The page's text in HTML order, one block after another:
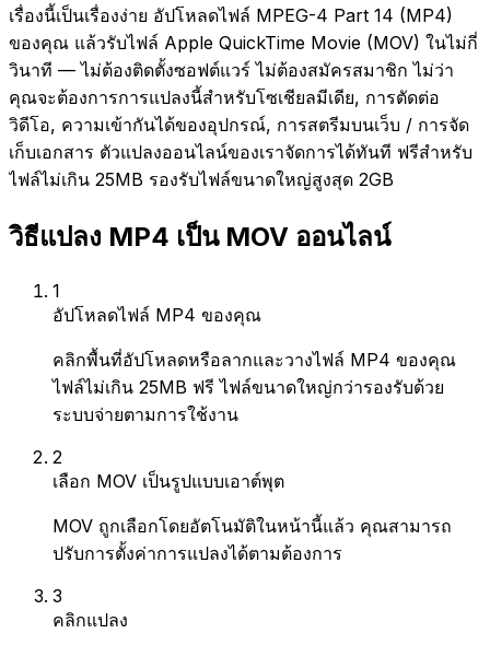
เรื่องนี้เป็นเรื่องง่าย อัปโหลดไฟล์ MPEG-4 Part 14 (MP4)
ของคุณ แล้วรับไฟล์ Apple QuickTime Movie (MOV) ในไม่กี่
วินาที — ไม่ต้องติดตั้งซอฟต์แวร์ ไม่ต้องสมัครสมาชิก ไม่ว่า
คุณจะต้องการการแปลงนี้สำหรับโซเชียลมีเดีย, การตัดต่อ
วิดีโอ, ความเข้ากันได้ของอุปกรณ์, การสตรีมบนเว็บ / การจัด
เก็บเอกสาร ตัวแปลงออนไลน์ของเราจัดการได้ทันที ฟรีสำหรับ
ไฟล์ไม่เกิน 25MB รองรับไฟล์ขนาดใหญ่สูงสุด 2GB
วิธีแปลง MP4 เป็น MOV ออนไลน์
1
อัปโหลดไฟล์ MP4 ของคุณ
คลิกพื้นที่อัปโหลดหรือลากและวางไฟล์ MP4 ของคุณ
ไฟล์ไม่เกิน 25MB ฟรี ไฟล์ขนาดใหญ่กว่ารองรับด้วย
ระบบจ่ายตามการใช้งาน
2
เลือก MOV เป็นรูปแบบเอาต์พุต
MOV ถูกเลือกโดยอัตโนมัติในหน้านี้แล้ว คุณสามารถ
ปรับการตั้งค่าการแปลงได้ตามต้องการ
3
คลิกแปลง